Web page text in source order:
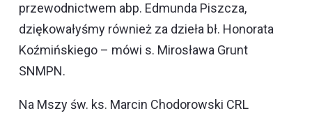
przewodnictwem abp. Edmunda Piszcza,
dziękowałyśmy również za dzieła bł. Honorata
Koźmińskiego – mówi s. Mirosława Grunt
SNMPN.
Na Mszy św. ks. Marcin Chodorowski CRL